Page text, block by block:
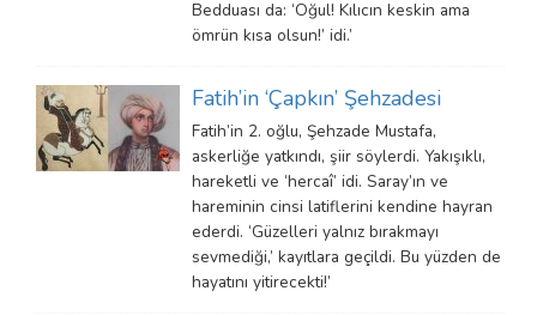
Bedduası da: ‘Oğul! Kılıcın keskin ama
ömrün kısa olsun!’ idi.’
Fatih’in ‘Çapkın’ Şehzadesi
Fatih’in 2. oğlu, Şehzade Mustafa,
askerliğe yatkındı, şiir söylerdi. Yakışıklı,
hareketli ve ‘hercaî’ idi. Saray’ın ve
hareminin cinsi latiflerini kendine hayran
ederdi. ‘Güzelleri yalnız bırakmayı
sevmediği,’ kayıtlara geçildi. Bu yüzden de
hayatını yitirecekti!’